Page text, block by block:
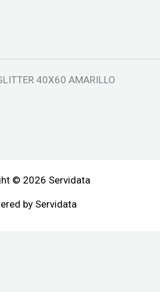
40X60 AMARILLO
© 2026 Servidata
by Servidata